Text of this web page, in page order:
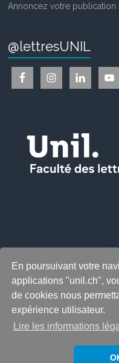
En poursuivant votre
applications "unil.ch",
de cookies nous
expérience utilisateur.
Lire les informations
Annoncez votre publication
@lettresUNIL